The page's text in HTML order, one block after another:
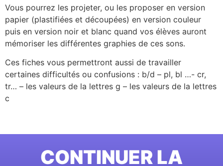
Vous pourrez les projeter, ou les proposer en version
papier (plastifiées et découpées) en version couleur
puis en version noir et blanc quand vos élèves auront
mémoriser les différentes graphies de ces sons.
Ces fiches vous permettront aussi de travailler
certaines difficultés ou confusions : b/d – pl, bl …- cr,
tr… – les valeurs de la lettres g – les valeurs de la lettres
c
CONTINUER LA